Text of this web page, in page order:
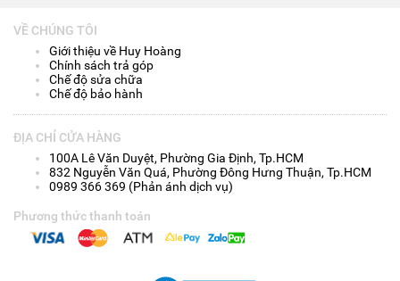
VỀ CHÚNG TÔI
Giới thiệu về Huy Hoàng
Chính sách trả góp
Chế độ sửa chữa
Chế độ bảo hành
ĐỊA CHỈ CỬA HÀNG
100A Lê Văn Duyệt, Phường Gia Định, Tp.HCM
832 Nguyễn Văn Quá, Phường Đông Hưng Thuận, Tp.HCM
0989 366 369 (Phản ánh dịch vụ)
Phương thức thanh toán